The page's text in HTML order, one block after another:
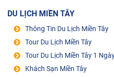
DU LỊCH MIỀN TÂY
Thông Tin Du Lịch Miền Tây
Tour Du Lịch Miền Tây
Tour Du Lịch Miền Tây 1
Khách Sạn Miền Tây